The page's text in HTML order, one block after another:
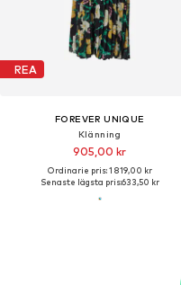
REA
FOREVER UNIQUE
Klänning
905,00 kr
Ordinarie pris: 1 819,00 kr
Senaste lägsta pris:633,50 kr